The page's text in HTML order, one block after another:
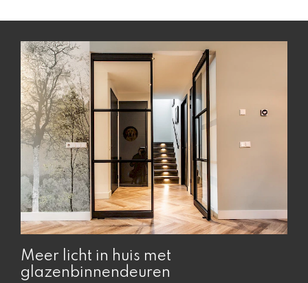
Meer licht in huis met
glazenbinnendeuren